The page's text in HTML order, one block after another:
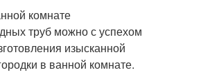
комнате
труб можно с успехом
изысканной
в ванной комнате.